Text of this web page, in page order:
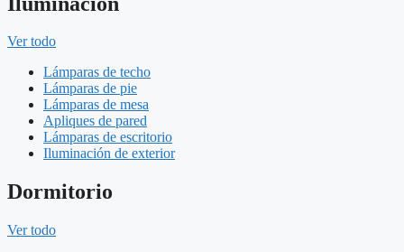
Ver todo
Lámparas de techo
Lámparas de pie
Lámparas de mesa
Apliques de pared
Lámparas de escritorio
Iluminación de exterior
Dormitorio
Ver todo